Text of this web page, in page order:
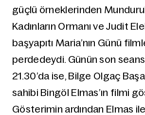
güçlü örneklerinden
Kadınların Ormanı ve Judit
başyapıtı Maria’nın Günü
perdedeydi. Günün son
21.30’da ise, Bilge Olgaç
sahibi Bingöl Elmas’ın filmi
Gösterimin ardından Elmas